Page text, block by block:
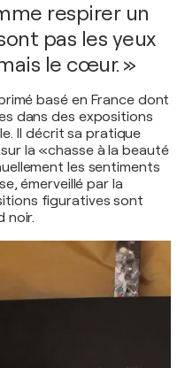
respirer un
pas les yeux
le cœur. »
basé en France dont
dans des expositions
Il décrit sa pratique
la «chasse à la beauté
les sentiments
émerveillé par la
figuratives sont
noir.